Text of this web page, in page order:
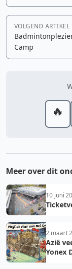
VOLGEND ARTIKEL
Camp
🔥
Meer over dit
10 juni
2 maart
Azië
Yonex